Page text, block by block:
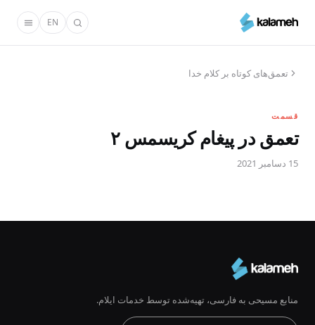
محتوای
EN
تعمق‌های کوتاه بر کلام خدا
قسمت
تعمق در پیغام کریسمس ۲
15 دسامبر 2021
منابع مسیحی به فارسی، تهیه‌شده توسط خدمات ایلام.